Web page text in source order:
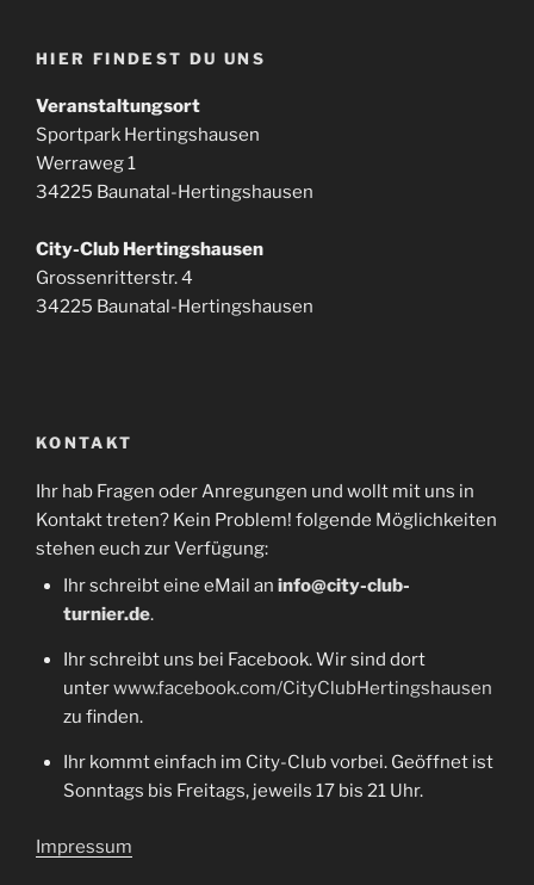
HIER FINDEST DU UNS
Veranstaltungsort
Sportpark Hertingshausen
Werraweg 1
34225 Baunatal-Hertingshausen
City-Club Hertingshausen
Grossenritterstr. 4
34225 Baunatal-Hertingshausen
KONTAKT
Ihr hab Fragen oder Anregungen und wollt mit uns in
Kontakt treten? Kein Problem! folgende Möglichkeiten
stehen euch zur Verfügung:
Ihr schreibt eine eMail an info@city-club-
turnier.de.
Ihr schreibt uns bei Facebook. Wir sind dort
unterwww.facebook.com/CityClubHertingshausen
zu finden.
Ihr kommt einfach im City-Club vorbei. Geöffnet ist
Sonntags bis Freitags, jeweils 17 bis 21 Uhr.
Impressum